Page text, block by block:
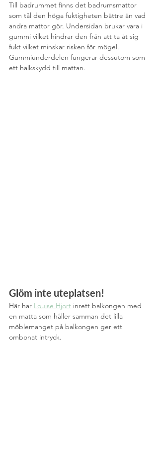
Till badrummet finns det badrumsmattor
som tål den höga fuktigheten bättre än vad
andra mattor gör. Undersidan brukar vara i
gummi vilket hindrar den från att ta åt sig
fukt vilket minskar risken för mögel.
Gummiunderdelen fungerar dessutom som
ett halkskydd till mattan.
Glöm inte uteplatsen!
Här har Louise Hjort inrett balkongen med
en matta som håller samman det lilla
möblemanget på balkongen ger ett
ombonat intryck.